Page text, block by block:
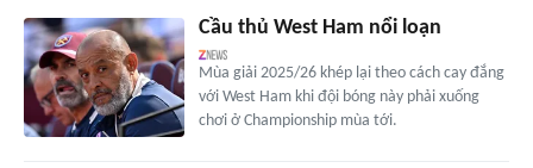
Cầu thủ West Ham nổi loạn
Mùa giải 2025/26 khép lại theo cách cay đắng
với West Ham khi đội bóng này phải xuống
chơi ở Championship mùa tới.